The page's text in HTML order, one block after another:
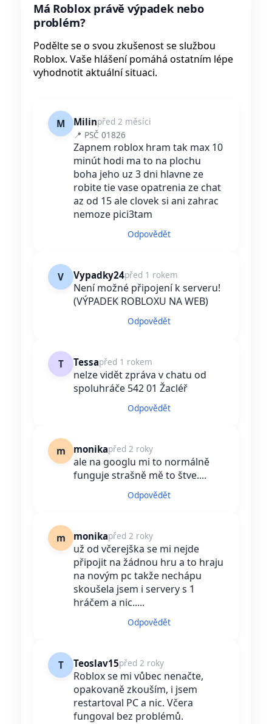
Má Roblox právě výpadek nebo
problém?
Podělte se o svou zkušenost se službou
Roblox. Vaše hlášení pomáhá ostatním lépe
vyhodnotit aktuální situaci.
M Milinpřed 2 měsíci
📍 PSČ 01826
Zapnem roblox hram tak max 10
minút hodi ma to na plochu
boha jeho uz 3 dni hlavne ze
robite tie vase opatrenia ze chat
az od 15 ale clovek si ani zahrac
nemoze pici3tam
Odpovědět
V Vypadky24před 1 rokem
Není možné připojení k serveru!
(VÝPADEK ROBLOXU NA WEB)
Odpovědět
T Tessapřed 1 rokem
nelze vidět zpráva v chatu od
spoluhráče 542 01 Žacléř
Odpovědět
m monikapřed 2 roky
ale na googlu mi to normálně
funguje strašně mě to štve....
Odpovědět
m monikapřed 2 roky
už od včerejška se mi nejde
připojit na žádnou hru a to hraju
na novým pc takže nechápu
skoušela jsem i servery s 1
hráčem a nic.....
Odpovědět
T Teoslav15před 2 roky
Roblox se mi vůbec nenačte,
opakovaně zkouším, i jsem
restartoval PC a nic. Včera
fungoval bez problémů.